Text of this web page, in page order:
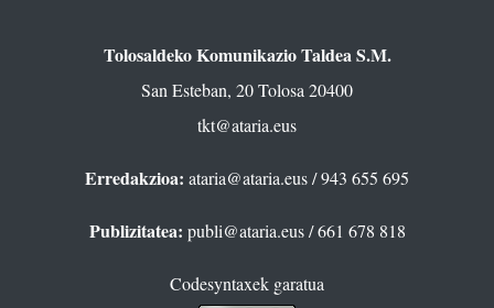
Tolosaldeko Komunikazio Taldea S.M.
San Esteban, 20 Tolosa 20400
tkt@ataria.eus
Erredakzioa: ataria@ataria.eus/ 943 655 695
Publizitatea: publi@ataria.eus/ 661 678 818
Codesyntaxek garatua